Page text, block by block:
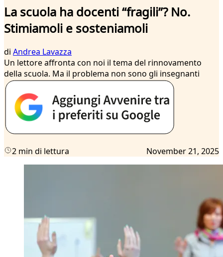
La scuola ha docenti “fragili”? No.
Stimiamoli e sosteniamoli
di Andrea Lavazza
Un lettore affronta con noi il tema del rinnovamento
della scuola. Ma il problema non sono gli insegnanti
2 min di lettura November 21, 2025